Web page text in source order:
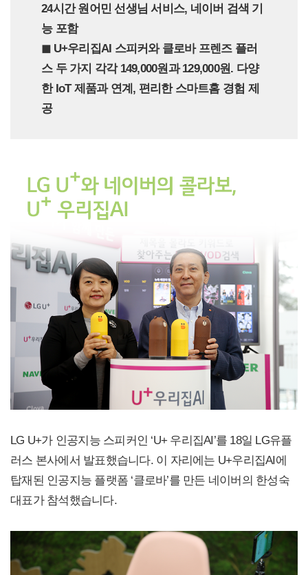
24시간 원어민 선생님 서비스, 네이버 검색 기
능 포함
◼︎ U+우리집AI 스피커와 클로바 프렌즈 플러
스 두 가지 각각 149,000원과 129,000원. 다양
한 IoT 제품과 연계, 편리한 스마트홈 경험 제
공
LG U+가 인공지능 스피커인 ‘U+ 우리집AI’를 18일 LG유플
러스 본사에서 발표했습니다. 이 자리에는 U+우리집AI에
탑재된 인공지능 플랫폼 ‘클로바’를 만든 네이버의 한성숙
대표가 참석했습니다.